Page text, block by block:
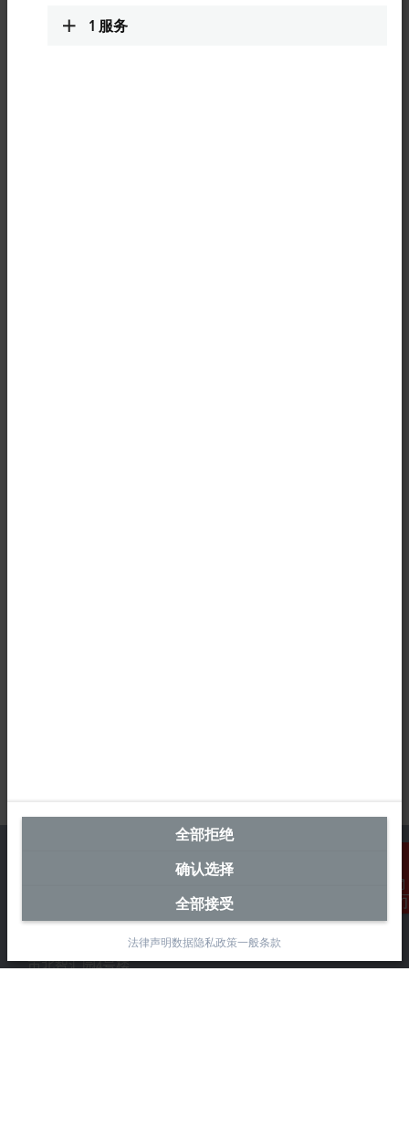
联系我们
毕孚自动化设备贸易(上海)有限公司
市北智汇园4号楼
1 服务
全部拒绝
确认选择
全部接受
法律声明数据隐私政策一般条款